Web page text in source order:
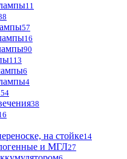
11
57
16
90
113
6
4
54
38
на стойке14
и МГЛ27